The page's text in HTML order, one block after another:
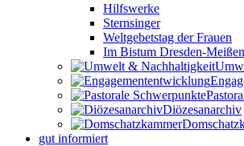
Hilfswerke
Sternsinger
Weltgebetstag der Frauen
Im Bistum Dresden-Meißen
Diözesanarchiv
gut informiert